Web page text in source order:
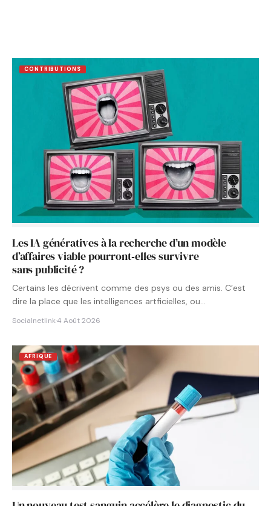
CONTRIBUTIONS
Les IA génératives à la recherche d’un modèle
d’affaires viable pourront‑elles survivre
sans publicité ?
Certains les décrivent comme des psys ou des amis. C’est
dire la place que les intelligences artficielles, ou…
Socialnetlink·4 Août 2026
AFRIQUE